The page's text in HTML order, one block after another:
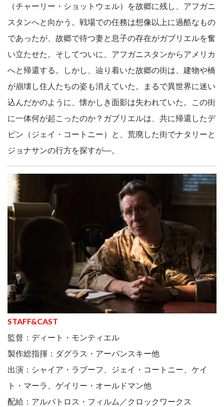
（チャーリー・ショットウェル）を故郷に残し、アフガニ
スタンへと向かう。戦場での任務は想像以上に過酷なもの
であったが、故郷で待つ妻と息子の存在がガブリエルを奮
い立たせた。そしてついに、アフガニスタンからアメリカ
へと帰還する。しかし、辿り着いた故郷の街は、建物や橋
が崩壊し住人たちの姿も消えていた。まるで異世界に迷い
込んだかのように、懐かしき面影は失われていた。この街
に一体何が起こったのか？ガブリエルは、共に帰還したデ
ビン（ジェイ・コートニー）と、荒廃した街でナタリーと
ジョナサンの行方を探すが―。
STAFF&CAST
監督：ディート・モンティエル
製作総指揮：ダグラス・アーバンスキー他
出演：シャイア・ラブーフ、ジェイ・コートニー、ケイ
ト・マーラ、ゲイリー・オールドマン他
配給：アルバトロス・フィルム／クロックワークス